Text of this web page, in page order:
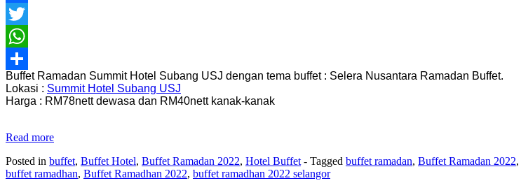
Facebook
Twitter
WhatsApp
Share
Buffet Ramadan Summit Hotel Subang USJ dengan tema buffet : Selera Nusantara Ramadan Buffet.
Lokasi : Summit Hotel Subang USJ
Harga : RM78nett dewasa dan RM40nett kanak-kanak
Read more
Posted in buffet, Buffet Hotel, Buffet Ramadan 2022, Hotel Buffet - Tagged buffet ramadan, Buffet Ramadan 2022,
buffet ramadhan, Buffet Ramadhan 2022, buffet ramadhan 2022 selangor